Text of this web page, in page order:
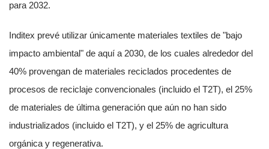
para 2032.
Inditex prevé utilizar únicamente materiales textiles de "bajo
impacto ambiental" de aquí a 2030, de los cuales alrededor del
40% provengan de materiales reciclados procedentes de
procesos de reciclaje convencionales (incluido el T2T), el 25%
de materiales de última generación que aún no han sido
industrializados (incluido el T2T), y el 25% de agricultura
orgánica y regenerativa.